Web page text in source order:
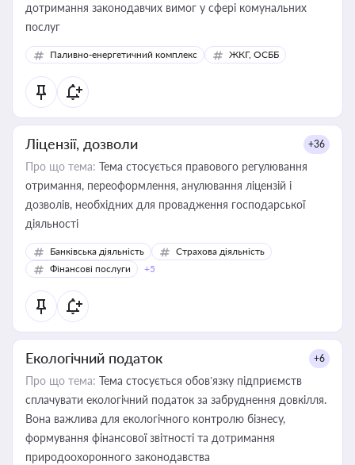
дотримання законодавчих вимог у сфері комунальних
послуг
Паливно-енергетичний комплекс ЖКГ, ОСББ
Ліцензії, дозволи +36
Про що тема: Тема стосується правового регулювання
отримання, переоформлення, анулювання ліцензій і
дозволів, необхідних для провадження господарської
діяльності
Банківська діяльність
Страхова діяльність
Фінансові послуги
+5
Екологічний податок +6
Про що тема: Тема стосується обов’язку підприємств
сплачувати екологічний податок за забруднення довкілля.
Вона важлива для екологічного контролю бізнесу,
формування фінансової звітності та дотримання
природоохоронного законодавства